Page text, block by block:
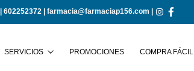
602252372| farmacia@farmaciap156.com
SERVICIOS PROMOCIONES COMPRA FÁCIL